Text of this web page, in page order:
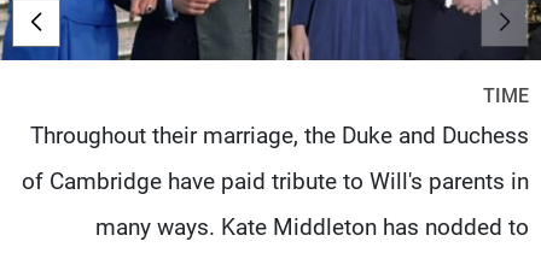
TIME
Throughout their marriage, the Duke and Duchess
of Cambridge have paid tribute to Will's parents in
many ways. Kate Middleton has nodded to
البرامج
شاهد البرامج
الترددات
الإنـتـاج
وظائف
تواصل معنا